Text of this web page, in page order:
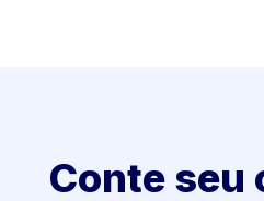
Conte seu